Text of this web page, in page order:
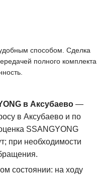
способом. Сделка
полного комплекта
в Аксубаево—
в Аксубаево и по
SSANGYONG
при необходимости
состоянии: на ходу